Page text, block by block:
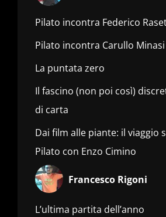
Pilato incontra Federico
Pilato incontra Carullo Minasi
La puntata zero
Il fascino (non poi così)
di carta
Dai film alle piante: il viaggio
Pilato con Enzo Cimino
Francesco Rigoni
L’ultima partita dell’anno